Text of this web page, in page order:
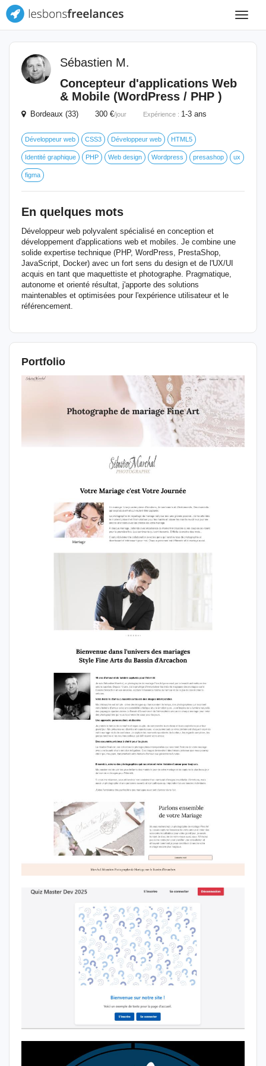
Toggle
Sébastien M.
Concepteur d'applications Web
& Mobile (WordPress / PHP )
Bordeaux (33) 300 €/jour Expérience : 1-3 ans
Développeur web CSS3 Développeur web HTML5
Identité graphique PHP Web design Wordpress presashop ux
figma
En quelques mots
Développeur web polyvalent spécialisé en conception et
développement d'applications web et mobiles. Je combine une
solide expertise technique (PHP, WordPress, PrestaShop,
JavaScript, Docker) avec un fort sens du design et de l'UX/UI
acquis en tant que maquettiste et photographe. Pragmatique,
autonome et orienté résultat, j'apporte des solutions
maintenables et optimisées pour l'expérience utilisateur et le
référencement.
Portfolio